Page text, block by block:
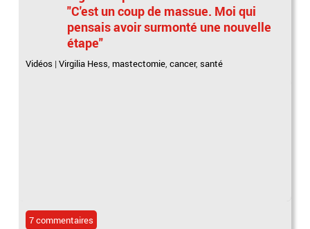
"C'est un coup de massue. Moi qui
pensais avoir surmonté une nouvelle
étape"
Vidéos |Virgilia Hess, mastectomie,cancer,santé
7 commentaires